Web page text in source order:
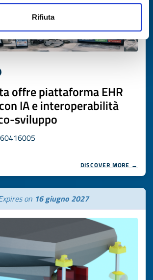
Rifiuta
offre piattaforma EHR
IA e interoperabilità
sviluppo
DISCOVER MORE →
on 16 giugno 2027